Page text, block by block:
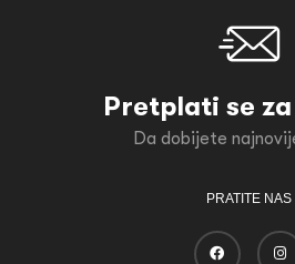
Pretplati se
Da dobijete
PRATITE NAS